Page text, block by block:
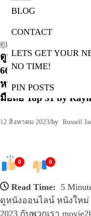
BLOG
CONTACT
LETS GET YOUR
NO TIME!
PIN POSTS
ดูหนังหนังออนไลน์
ดูหนังหนังออนไลน์
66 ดูหนังออนไลน์
หนังฝรั่ง เว็บหนังไม่
มือถือ Top 31 by
12 สิงหาคม 2023/by Russell
0 0
Read Time: 5
ดูหนังออนไลน์ หนังให
2023 กับพวกเรา